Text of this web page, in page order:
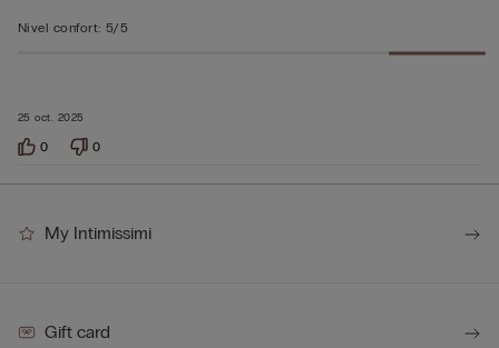
25 oct. 2025
Nivel confort: 5/5
0 0
My Intimissimi
Gift card